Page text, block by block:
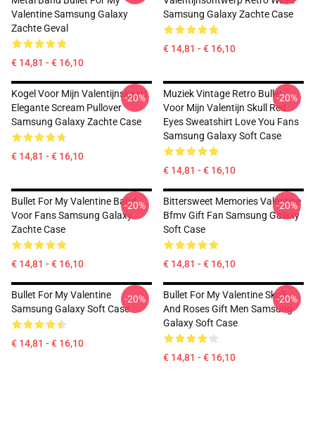
Valentine Samsung Galaxy
Zachte Geval
€ 14,81 - € 16,10
Samsung Galaxy Zachte Case
€ 14,81 - € 16,10
Kogel Voor Mijn Valentijnskaart
Elegante Scream Pullover
Samsung Galaxy Zachte Case
€ 14,81 - € 16,10
-20%
Muziek Vintage Retro Bullet
Voor Mijn Valentijn Skull Red
Eyes Sweatshirt Love You Fans
Samsung Galaxy Soft Case
€ 14,81 - € 16,10
-20%
Bullet For My Valentine Band
Voor Fans Samsung Galaxy
Zachte Case
€ 14,81 - € 16,10
-20%
Bittersweet Memories Valentine
Bfmv Gift Fan Samsung Galaxy
Soft Case
€ 14,81 - € 16,10
-20%
Bullet For My Valentine
Samsung Galaxy Soft Case
€ 14,81 - € 16,10
-20%
Bullet For My Valentine Skull
And Roses Gift Men Samsung
Galaxy Soft Case
€ 14,81 - € 16,10
-20%